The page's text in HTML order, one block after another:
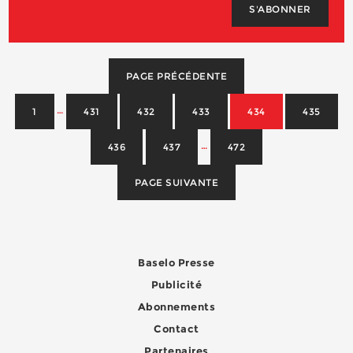
S'ABONNER
PAGE PRÉCÉDENTE
1 … 431 432 433 434 435
436 437 … 472
PAGE SUIVANTE
Baselo Presse
Publicité
Abonnements
Contact